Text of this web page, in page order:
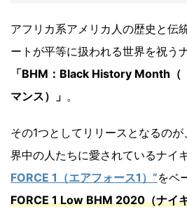
アフリカ系アメリカ人の歴史と伝
ートが平等に扱われる世界を祝う
「BHM：Black History Month（
マンス）」 。
その1つとしてリリースとなるの
界中の人たちに愛されているナイ
FORCE 1（エアフォース1）”をベ
FORCE 1 Low BHM 2020（ナイ